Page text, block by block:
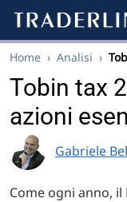
Home › Analisi ›
Tobin tax
azioni
Gabriele
Come ogni anno, il